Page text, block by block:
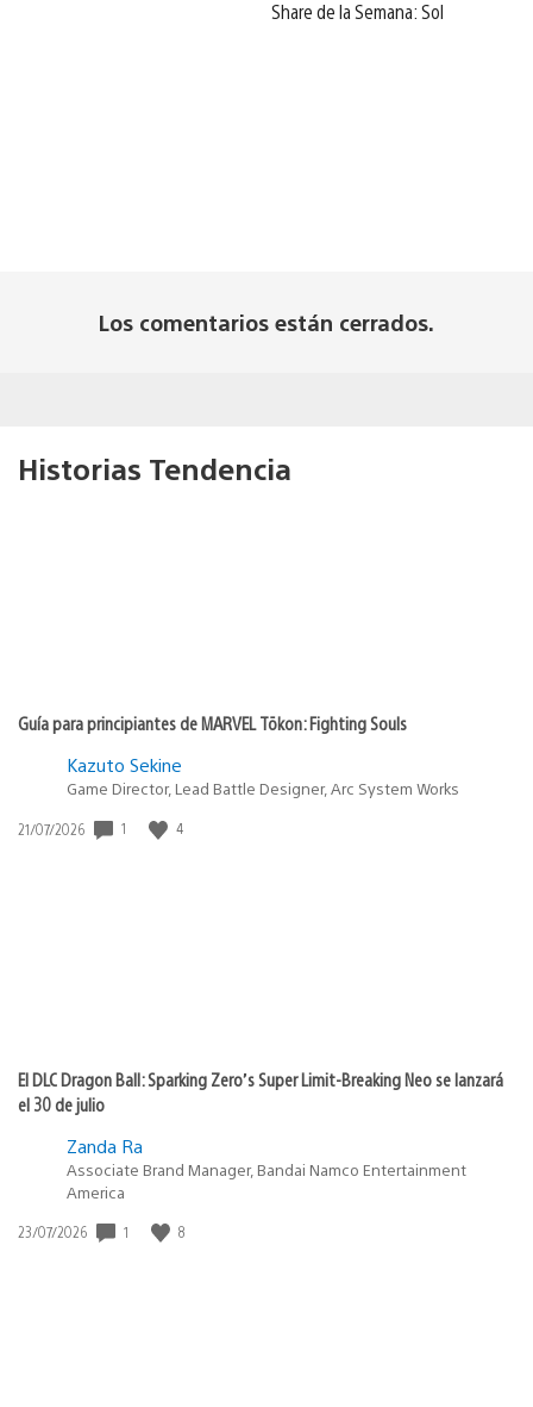
Share de la Semana: Sol
Los comentarios están cerrados.
Historias Tendencia
Guía para principiantes de MARVEL Tōkon: Fighting Souls
Kazuto Sekine
Game Director, Lead Battle Designer, Arc System Works
Fecha
21/07/2026 1 4
El DLC Dragon Ball: Sparking Zero’s Super Limit-Breaking Neo se lanzará
el 30 de julio
Zanda Ra
Associate Brand Manager, Bandai Namco Entertainment
America
Fecha
23/07/2026 1 8